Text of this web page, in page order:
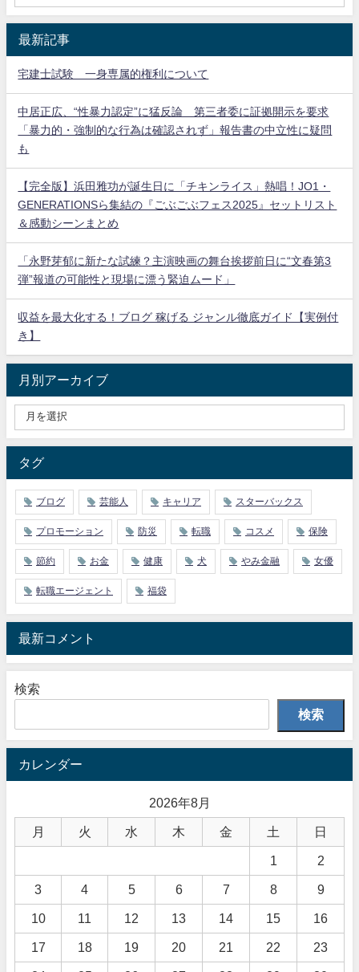
最新記事
宅建士試験 一身専属的権利について
中居正広、“性暴力認定”に猛反論 第三者委に証拠開示を要求
「暴力的・強制的な行為は確認されず」報告書の中立性に疑問
も
【完全版】浜田雅功が誕生日に「チキンライス」熱唱！JO1・
GENERATIONSら集結の『ごぶごぶフェス2025』セットリスト
＆感動シーンまとめ
「永野芽郁に新たな試練？主演映画の舞台挨拶前日に“文春第3
弾”報道の可能性と現場に漂う緊迫ムード」
収益を最大化する！ブログ 稼げる ジャンル徹底ガイド【実例付
き】
月別アーカイブ
タグ
ブログ 芸能人 キャリア スターバックス
プロモーション 防災 転職 コスメ 保険
節約 お金 健康 犬 やみ金融 女優
転職エージェント 福袋
最新コメント
検索
検索
カレンダー
2026年8月
月 火 水 木 金 土 日
1 2
3 4 5 6 7 8 9
10 11 12 13 14 15 16
17 18 19 20 21 22 23